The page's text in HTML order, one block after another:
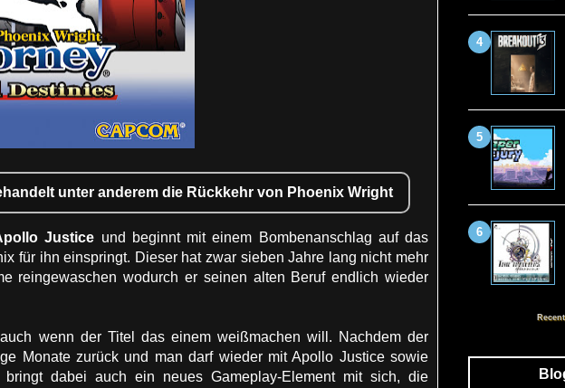
unter anderem die Rückkehr von Phoenix Wright
Justice und beginnt mit einem Bombenanschlag auf das
für ihn einspringt. Dieser hat zwar sieben Jahre lang nicht mehr
reingewaschen wodurch er seinen alten Beruf endlich wieder
wenn der Titel das einem weißmachen will. Nachdem der
Monate zurück und man darf wieder mit Apollo Justice sowie
dabei auch ein neues Gameplay-Element mit sich, die